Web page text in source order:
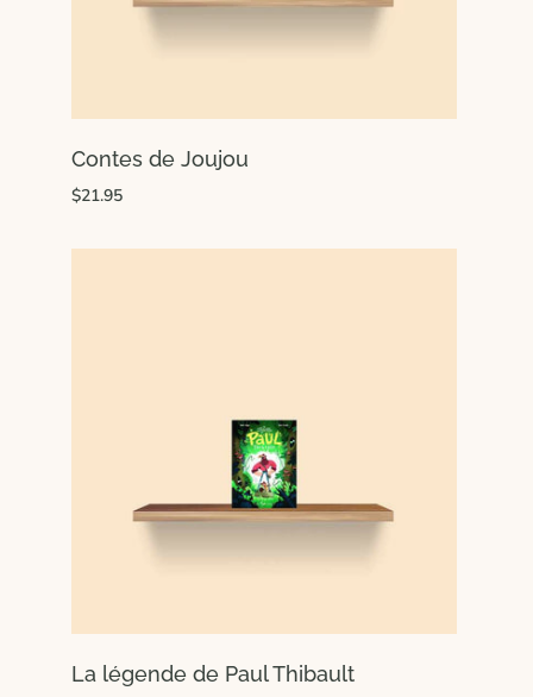
Contes de Joujou
$21.95
La légende de Paul Thibault